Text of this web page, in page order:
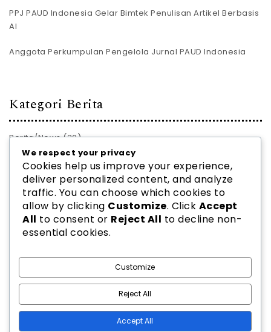
PPJ PAUD Indonesia Gelar Bimtek Penulisan Artikel Berbasis
AI
Anggota Perkumpulan Pengelola Jurnal PAUD Indonesia
Kategori Berita
Berita/News(30)
PROFIL JURNAL(28)
2026PPJ PAUD INDONESIA| Theme bySpiracle Themes
We respect your privacy
Cookies help us improve your experience,
deliver personalized content, and analyze
traffic. You can choose which cookies to
allow by clicking Customize. Click Accept
All to consent or Reject All to decline non-
essential cookies.
Customize
Reject All
Accept All